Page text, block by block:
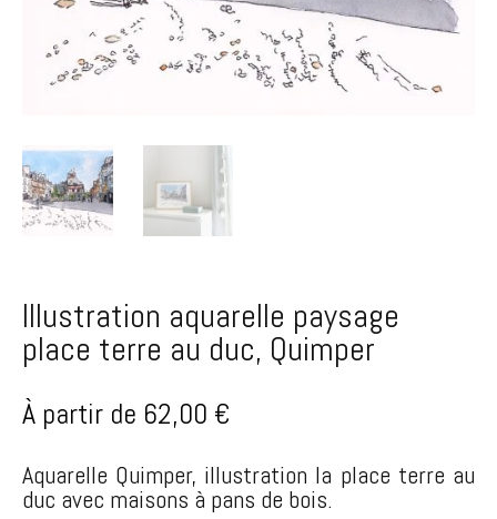
Illustration aquarelle paysage
place terre au duc, Quimper
À partir de 62,00 €
Aquarelle Quimper, illustration la place terre au
duc avec maisons à pans de bois.